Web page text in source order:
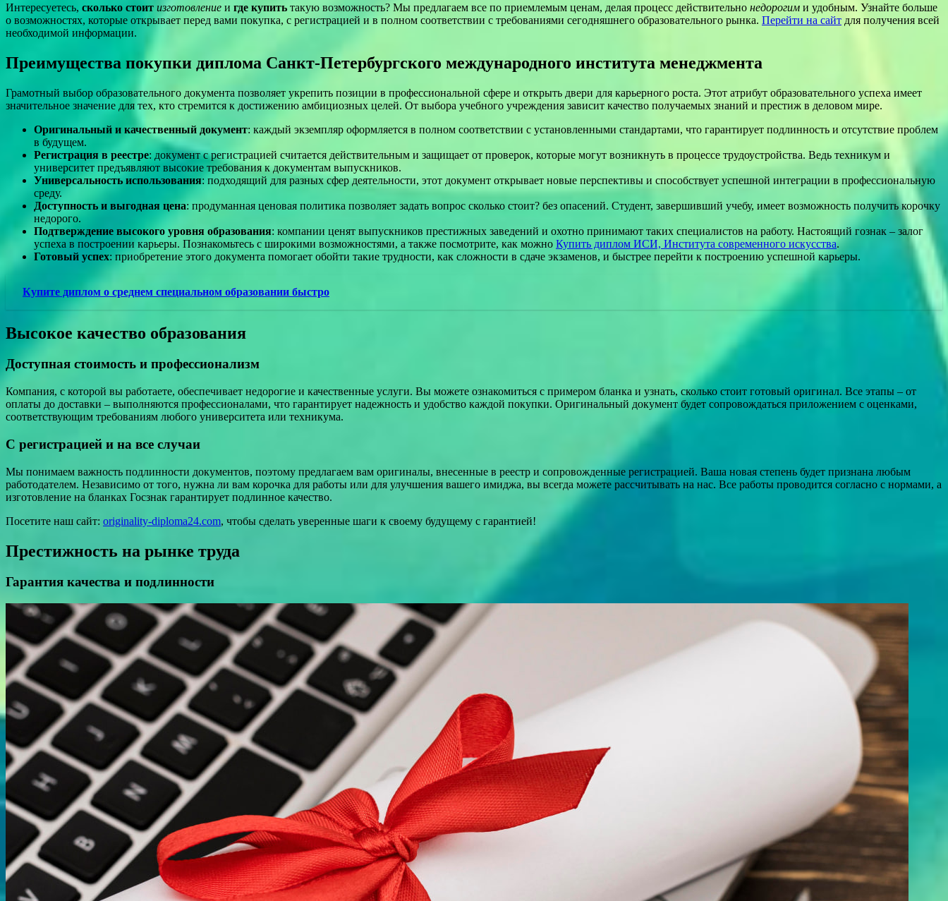
Интересуетесь, сколько стоит изготовление и где купить такую возможность? Мы предлагаем все по приемлемым ценам, делая процесс действительно недорогим и удобным. Узнайте больше
о возможностях, которые открывает перед вами покупка, с регистрацией и в полном соответствии с требованиями сегодняшнего образовательного рынка. Перейти на сайт для получения всей
необходимой информации.
Преимущества покупки диплома Санкт-Петербургского международного института менеджмента
Грамотный выбор образовательного документа позволяет укрепить позиции в профессиональной сфере и открыть двери для карьерного роста. Этот атрибут образовательного успеха имеет
значительное значение для тех, кто стремится к достижению амбициозных целей. От выбора учебного учреждения зависит качество получаемых знаний и престиж в деловом мире.
Оригинальный и качественный документ: каждый экземпляр оформляется в полном соответствии с установленными стандартами, что гарантирует подлинность и отсутствие проблем
в будущем.
Регистрация в реестре: документ с регистрацией считается действительным и защищает от проверок, которые могут возникнуть в процессе трудоустройства. Ведь техникум и
университет предъявляют высокие требования к документам выпускников.
Универсальность использования: подходящий для разных сфер деятельности, этот документ открывает новые перспективы и способствует успешной интеграции в профессиональную
среду.
Доступность и выгодная цена: продуманная ценовая политика позволяет задать вопрос сколько стоит? без опасений. Студент, завершивший учебу, имеет возможность получить корочку
недорого.
Подтверждение высокого уровня образования: компании ценят выпускников престижных заведений и охотно принимают таких специалистов на работу. Настоящий гознак – залог
успеха в построении карьеры. Познакомьтесь с широкими возможностями, а также посмотрите, как можно Купить диплом ИСИ, Института современного искусства.
Готовый успех: приобретение этого документа помогает обойти такие трудности, как сложности в сдаче экзаменов, и быстрее перейти к построению успешной карьеры.
Купите диплом о среднем специальном образовании быстро
Высокое качество образования
Доступная стоимость и профессионализм
Компания, с которой вы работаете, обеспечивает недорогие и качественные услуги. Вы можете ознакомиться с примером бланка и узнать, сколько стоит готовый оригинал. Все этапы – от
оплаты до доставки – выполняются профессионалами, что гарантирует надежность и удобство каждой покупки. Оригинальный документ будет сопровождаться приложением с оценками,
соответствующим требованиям любого университета или техникума.
С регистрацией и на все случаи
Мы понимаем важность подлинности документов, поэтому предлагаем вам оригиналы, внесенные в реестр и сопровожденные регистрацией. Ваша новая степень будет признана любым
работодателем. Независимо от того, нужна ли вам корочка для работы или для улучшения вашего имиджа, вы всегда можете рассчитывать на нас. Все работы проводится согласно с нормами, а
изготовление на бланках Госзнак гарантирует подлинное качество.
Посетите наш сайт: originality-diploma24.com, чтобы сделать уверенные шаги к своему будущему с гарантией!
Престижность на рынке труда
Гарантия качества и подлинности